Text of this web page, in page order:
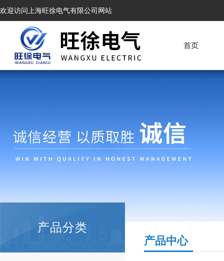
欢迎访问上海旺徐电气有限公司网站
首页
产品分类
产品中心